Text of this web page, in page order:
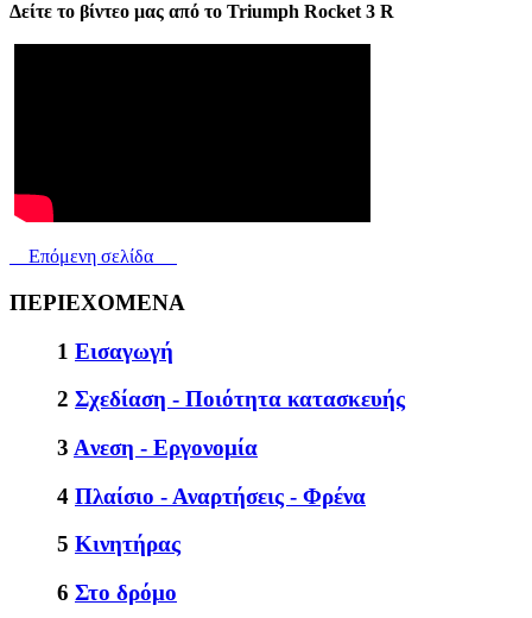
Δείτε το βίντεο μας από το Triumph Rocket 3 R
Επόμενη σελίδα
ΠΕΡΙΕΧΟΜΕΝΑ
1 Εισαγωγή
2 Σχεδίαση - Ποιότητα κατασκευής
3 Aνεση - Εργονομία
4 Πλαίσιο - Αναρτήσεις - Φρένα
5 Κινητήρας
6 Στο δρόμο